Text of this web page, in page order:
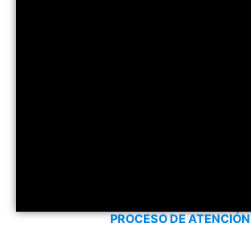
PROCESO DE ATENCIÓN